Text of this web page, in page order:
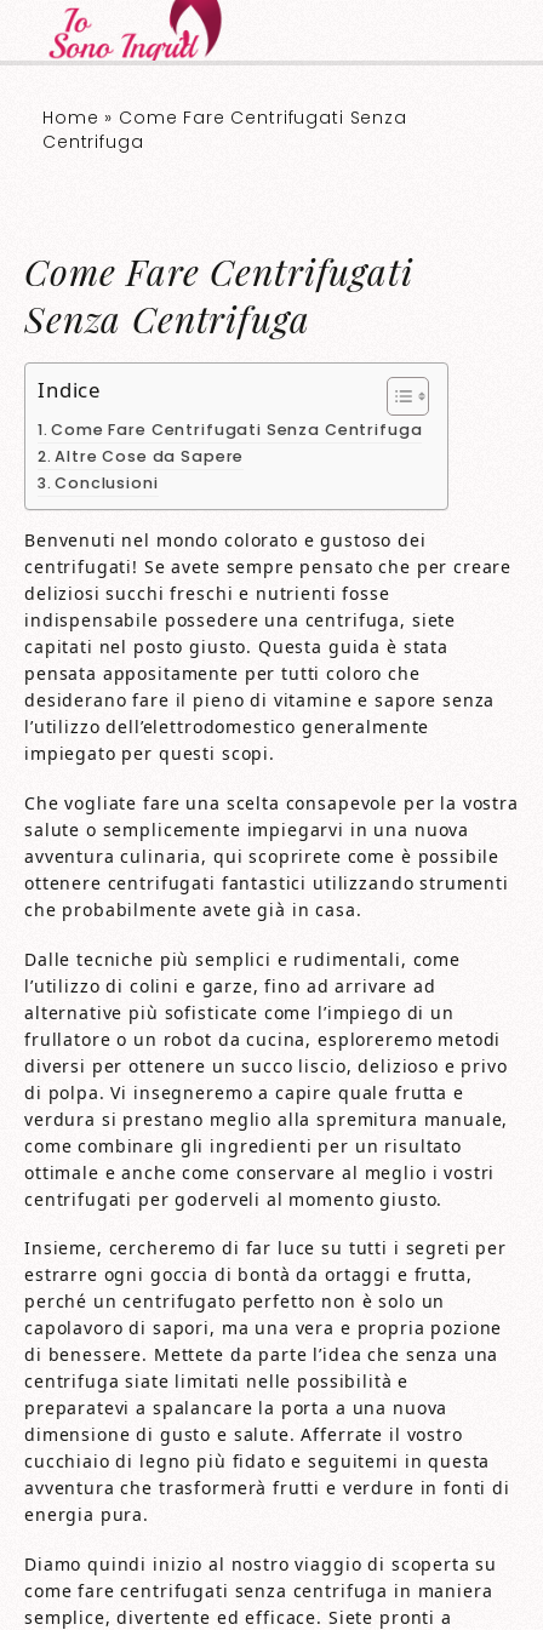
Home » Come Fare Centrifugati Senza
Centrifuga
Come Fare Centrifugati
Senza Centrifuga
Indice
Come Fare Centrifugati Senza Centrifuga
Altre Cose da Sapere
Conclusioni
Benvenuti nel mondo colorato e gustoso dei
centrifugati! Se avete sempre pensato che per creare
deliziosi succhi freschi e nutrienti fosse
indispensabile possedere una centrifuga, siete
capitati nel posto giusto. Questa guida è stata
pensata appositamente per tutti coloro che
desiderano fare il pieno di vitamine e sapore senza
l’utilizzo dell’elettrodomestico generalmente
impiegato per questi scopi.
Che vogliate fare una scelta consapevole per la vostra
salute o semplicemente impiegarvi in una nuova
avventura culinaria, qui scoprirete come è possibile
ottenere centrifugati fantastici utilizzando strumenti
che probabilmente avete già in casa.
Dalle tecniche più semplici e rudimentali, come
l’utilizzo di colini e garze, fino ad arrivare ad
alternative più sofisticate come l’impiego di un
frullatore o un robot da cucina, esploreremo metodi
diversi per ottenere un succo liscio, delizioso e privo
di polpa. Vi insegneremo a capire quale frutta e
verdura si prestano meglio alla spremitura manuale,
come combinare gli ingredienti per un risultato
ottimale e anche come conservare al meglio i vostri
centrifugati per goderveli al momento giusto.
Insieme, cercheremo di far luce su tutti i segreti per
estrarre ogni goccia di bontà da ortaggi e frutta,
perché un centrifugato perfetto non è solo un
capolavoro di sapori, ma una vera e propria pozione
di benessere. Mettete da parte l’idea che senza una
centrifuga siate limitati nelle possibilità e
preparatevi a spalancare la porta a una nuova
dimensione di gusto e salute. Afferrate il vostro
cucchiaio di legno più fidato e seguitemi in questa
avventura che trasformerà frutti e verdure in fonti di
energia pura.
Diamo quindi inizio al nostro viaggio di scoperta su
come fare centrifugati senza centrifuga in maniera
semplice, divertente ed efficace. Siete pronti a